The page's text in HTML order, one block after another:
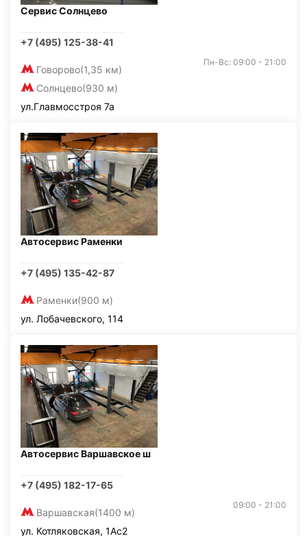
Сервис Солнцево
+7 (495) 125-38-41
Говорово(1,35 км)
Солнцево(930 м)
Пн-Вс: 09:00 - 21:00
ул.Главмосстроя 7а
Автосервис Раменки
+7 (495) 135-42-87
Раменки(900 м)
ул. Лобачевского, 114
Автосервис Варшавское ш
+7 (495) 182-17-65
Варшавская(1400 м)
09:00 - 21:00
ул. Котляковская, 1Ас2